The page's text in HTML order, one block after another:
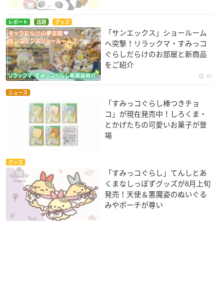
レポート 話題 グッズ
「サンエックス」ショールーム
へ突撃！リラックマ・すみっコ
ぐらしだらけのお部屋と新商品
をご紹介
47
ニュース
「すみっコぐらし棒つきチョ
コ」が現在発売中！しろくま・
とかげたちの可愛いお菓子が登
場
グッズ
「すみっコぐらし」てんしとあ
くまなしっぽずグッズが8月上旬
発売！天使＆悪魔姿のぬいぐる
みやポーチが尊い